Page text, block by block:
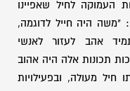
העמוקה לחיל שאפיינו
היה חייל לדוגמה,
אהב לעזור לאנשי
תכונות אלה היה אהוב
מעולה, ובפעילויות